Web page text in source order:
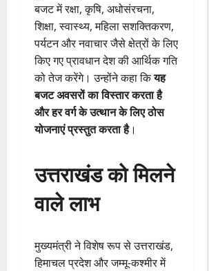
बजट में रक्षा, कृषि, अधोसंरचना,
शिक्षा, स्वास्थ्य, महिला सशक्तिकरण,
पर्यटन और नवाचार जैसे क्षेत्रों के लिए
किए गए प्रावधान देश की आर्थिक गति
को तेज करेंगे। उन्होंने कहा कियह
बजट अवसरों का विस्तार करता है
और हर वर्ग के उत्थान के लिए ठोस
योजनाएं प्रस्तुत करता है।
उत्तराखंड को मिलने
वाले लाभ
मुख्यमंत्री ने विशेष रूप से उत्तराखंड,
हिमाचल प्रदेश और जम्मू-कश्मीर में